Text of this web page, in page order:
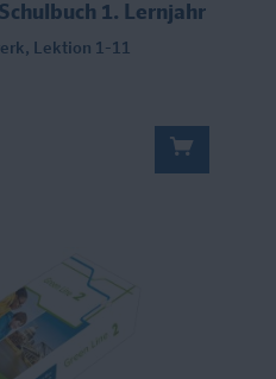
1. Lernjahr
Lektion 1-11